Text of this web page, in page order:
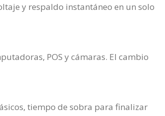
y respaldo instantáneo en un solo
POS y cámaras. El cambio
tiempo de sobra para finalizar